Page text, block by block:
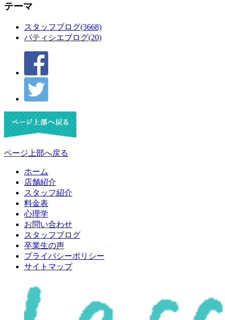
テーマ
スタッフブログ(3668)
パティシエブログ(20)
ページ上部へ戻る
ホーム
店舗紹介
スタッフ紹介
料金表
心理学
お問い合わせ
スタッフブログ
卒業生の声
プライバシーポリシー
サイトマップ